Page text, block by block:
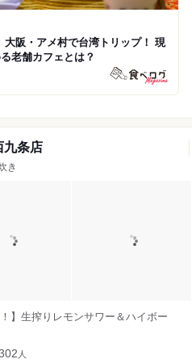
大阪・アメ村で台湾トリップ！ 現
老舗カフェとは？
九条店
き
】生搾りレモンサワー＆ハイボー
人